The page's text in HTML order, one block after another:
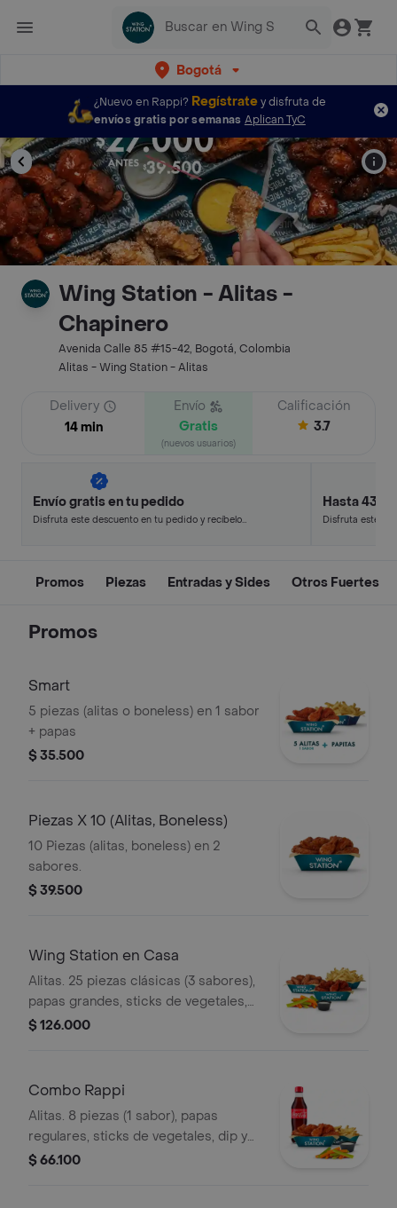
Bogotá
¿Nuevo en Rappi? Regístratey disfruta de
envíos gratis por semanas Aplican TyC
Wing Station - Alitas -
Chapinero
Avenida Calle 85 #15-42, Bogotá, Colombia
Alitas - Wing Station - Alitas
Delivery
14 min
Envío
Gratis
(nuevos usuarios)
Calificación
3.7
Envío gratis en tu pedido
Disfruta este descuento en tu pedido y recíbelo
Hasta 43%
Disfruta este
Promos Piezas Entradas y Sides Otros Fuertes
Promos
Smart
5 piezas (alitas o boneless) en 1 sabor
+ papas
$ 35.500
Piezas X 10 (Alitas, Boneless)
10 Piezas (alitas, boneless) en 2
sabores.
$ 39.500
Wing Station en Casa
Alitas. 25 piezas clásicas (3 sabores),
papas grandes, sticks de vegetales,
dip.
$ 126.000
Combo Rappi
Alitas. 8 piezas (1 sabor), papas
regulares, sticks de vegetales, dip y
bebida.
$ 66.100